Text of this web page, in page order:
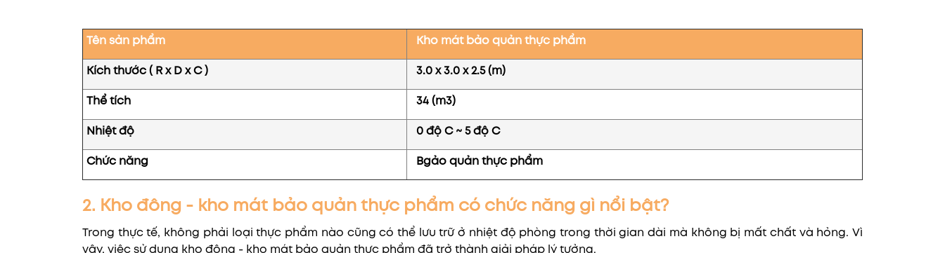
Tên sản phẩm Kho mát bảo quản thực phẩm
Kích thước ( R x D x C ) 3.0 x 3.0 x 2.5 (m)
Thể tích 34 (m3)
Nhiệt độ 0 độ C ~ 5 độ C
Chức năng Bgảo quản thực phẩm
2. Kho đông - kho mát bảo quản thực phẩm có chức năng gì nổi bật?
Trong thực tế, không phải loại thực phẩm nào cũng có thể lưu trữ ở nhiệt độ phòng trong thời gian dài mà không bị mất chất và hỏng. Vì
vậy, việc sử dụng kho đông - kho mát bảo quản thực phẩm đã trở thành giải pháp lý tưởng.